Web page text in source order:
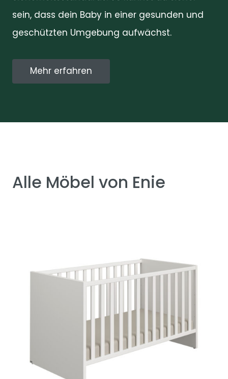
sein, dass dein Baby in einer gesunden und
geschützten Umgebung aufwächst.
Mehr erfahren
Alle Möbel von Enie